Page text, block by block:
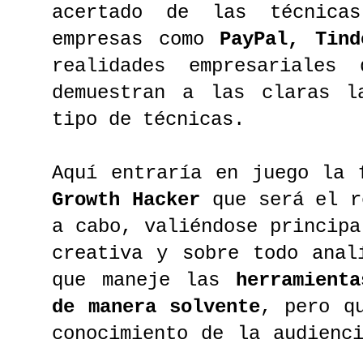
acertado de las
empresas como PayPal,
realidades
demuestran a las claras
tipo de técnicas.
Aquí entraría en juego la
Growth Hacker que será el
a cabo, valiéndose
creativa y sobre todo
que maneje las
de manera solvente, pero
conocimiento de la